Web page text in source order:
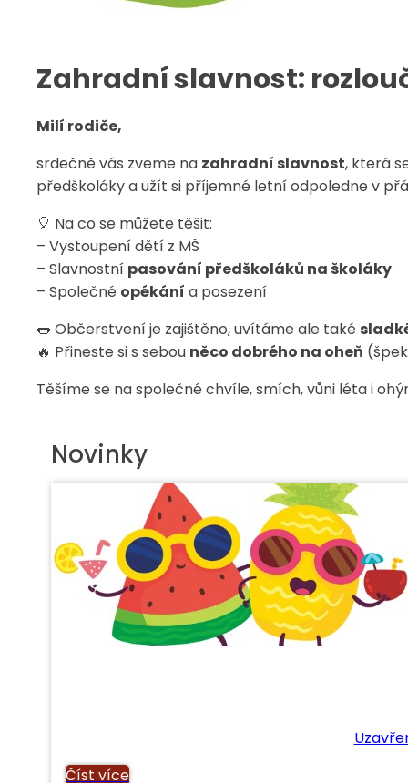
Zahradní slavnost:
Milí rodiče,
srdečně vás zveme na zahradní slavnost, která
předškoláky a užít si příjemné letní odpoledne v
🎈 Na co se můžete těšit:
– Vystoupení dětí z MŠ
– Slavnostní pasování předškoláků na školáky
– Společné opékání a posezení
🌭 Občerstvení je zajištěno, uvítáme ale také
🔥 Přineste si s sebou něco dobrého na oheň
Těšíme se na společné chvíle, smích, vůni léta i
Novinky
Číst více